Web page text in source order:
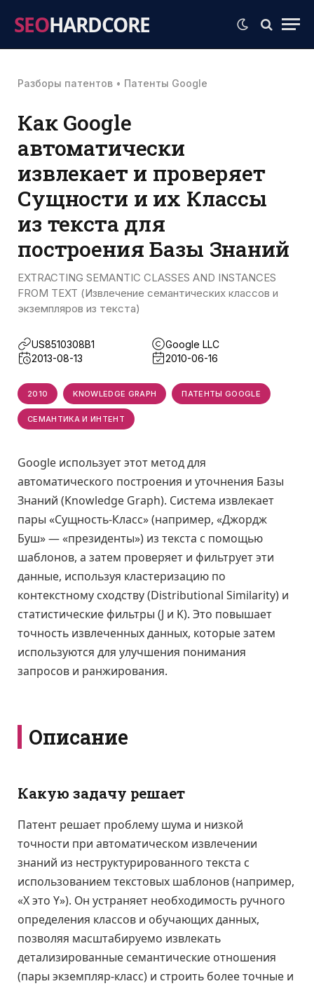
SEOHARDCORE
Разборы патентов • Патенты Google
Как Google
автоматически
извлекает и проверяет
Сущности и их Классы
из текста для
построения Базы Знаний
EXTRACTING SEMANTIC CLASSES AND INSTANCES
FROM TEXT (Извлечение семантических классов и
экземпляров из текста)
US8510308B1
Google LLC
2013-08-13
2010-06-16
2010 KNOWLEDGE GRAPH ПАТЕНТЫ GOOGLE
СЕМАНТИКА И ИНТЕНТ
Google использует этот метод для
автоматического построения и уточнения Базы
Знаний (Knowledge Graph). Система извлекает
пары «Сущность-Класс» (например, «Джордж
Буш» — «президенты») из текста с помощью
шаблонов, а затем проверяет и фильтрует эти
данные, используя кластеризацию по
контекстному сходству (Distributional Similarity) и
статистические фильтры (J и K). Это повышает
точность извлеченных данных, которые затем
используются для улучшения понимания
запросов и ранжирования.
Описание
Какую задачу решает
Патент решает проблему шума и низкой
точности при автоматическом извлечении
знаний из неструктурированного текста с
использованием текстовых шаблонов (например,
«X это Y»). Он устраняет необходимость ручного
определения классов и обучающих данных,
позволяя масштабируемо извлекать
детализированные семантические отношения
(пары экземпляр-класс) и строить более точные и